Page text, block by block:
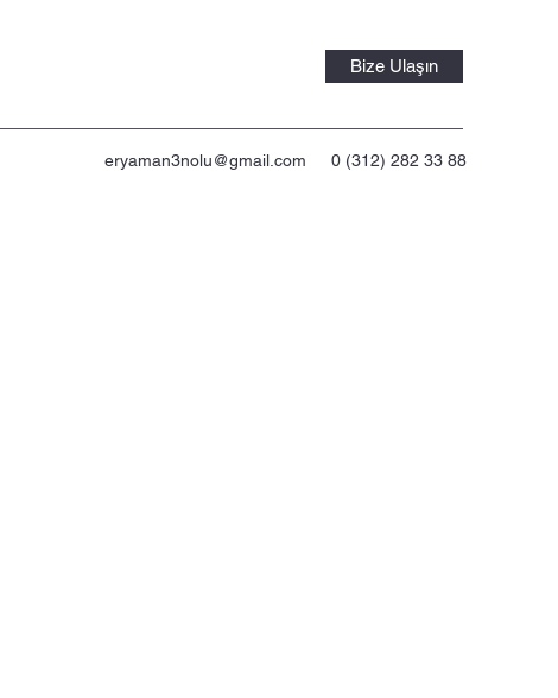
Bize Ulaşın
eryaman3nolu@gmail.com 0 (312) 282 33 88